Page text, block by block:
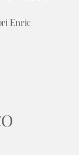
Enric